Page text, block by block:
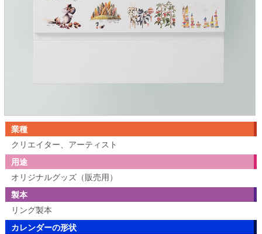
業種
クリエイター、アーティスト
用途
オリジナルグッズ（販売用）
製本
リング製本
カレンダーの形状